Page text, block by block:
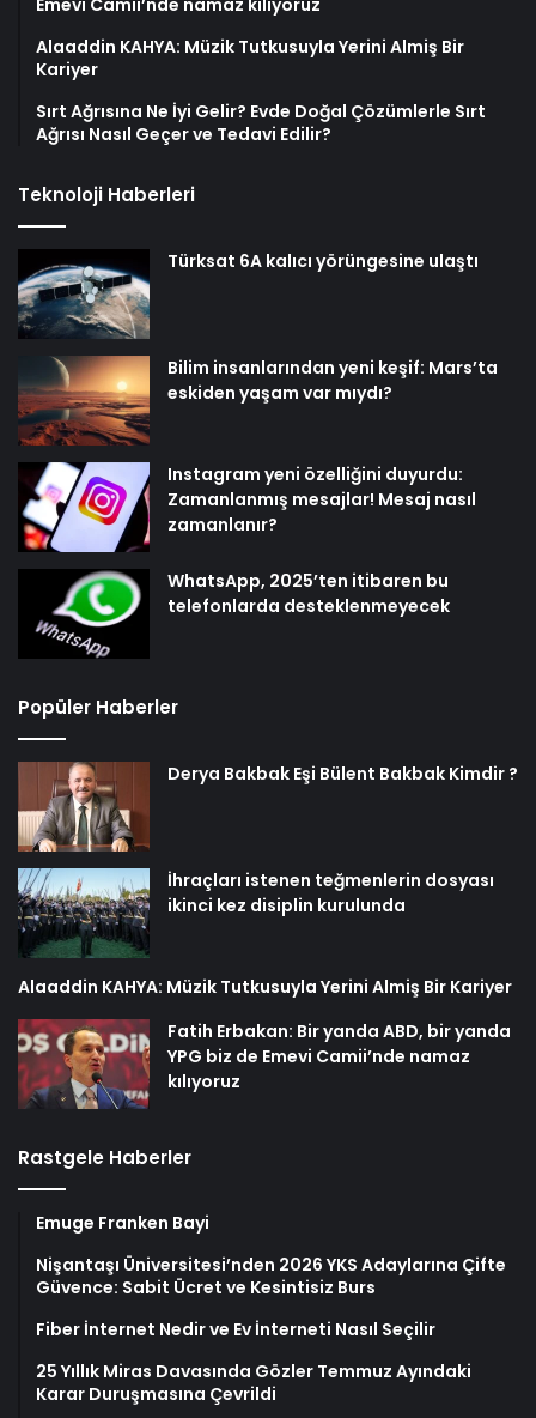
Emevi Camii’nde namaz kılıyoruz
Alaaddin KAHYA: Müzik Tutkusuyla Yerini Almiş Bir
Kariyer
Sırt Ağrısına Ne İyi Gelir? Evde Doğal Çözümlerle Sırt
Ağrısı Nasıl Geçer ve Tedavi Edilir?
Teknoloji Haberleri
Türksat 6A kalıcı yörüngesine ulaştı
Bilim insanlarından yeni keşif: Mars’ta
eskiden yaşam var mıydı?
Instagram yeni özelliğini duyurdu:
Zamanlanmış mesajlar! Mesaj nasıl
zamanlanır?
WhatsApp, 2025’ten itibaren bu
telefonlarda desteklenmeyecek
Popüler Haberler
Derya Bakbak Eşi Bülent Bakbak Kimdir ?
İhraçları istenen teğmenlerin dosyası
ikinci kez disiplin kurulunda
Alaaddin KAHYA: Müzik Tutkusuyla Yerini Almiş Bir Kariyer
Fatih Erbakan: Bir yanda ABD, bir yanda
YPG biz de Emevi Camii’nde namaz
kılıyoruz
Rastgele Haberler
Emuge Franken Bayi
Nişantaşı Üniversitesi’nden 2026 YKS Adaylarına Çifte
Güvence: Sabit Ücret ve Kesintisiz Burs
Fiber İnternet Nedir ve Ev İnterneti Nasıl Seçilir
25 Yıllık Miras Davasında Gözler Temmuz Ayındaki
Karar Duruşmasına Çevrildi